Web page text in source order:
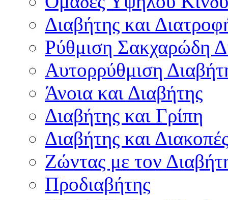
Διαβήτης και
Ρύθμιση Σακχαρώδη
Αυτορρύθμιση
Άνοια και Διαβήτης
Διαβήτης και Γρίπη
Διαβήτης και
Ζώντας με τον
Προδιαβήτης